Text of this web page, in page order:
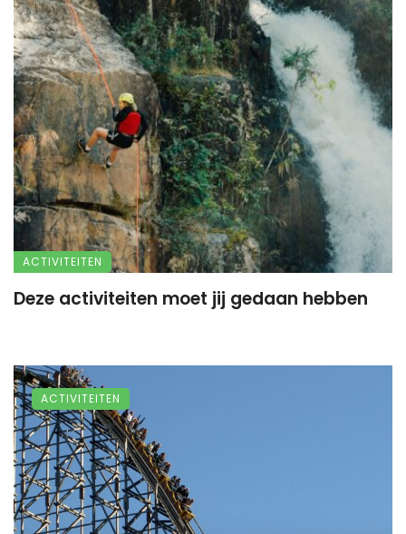
ACTIVITEITEN
Deze activiteiten moet jij gedaan hebben
ACTIVITEITEN